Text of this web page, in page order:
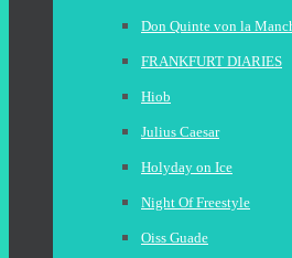
Don Quinte von la
FRANKFURT DIARIES
Hiob
Julius Caesar
Holyday on Ice
Night Of Freestyle
Oiss Guade